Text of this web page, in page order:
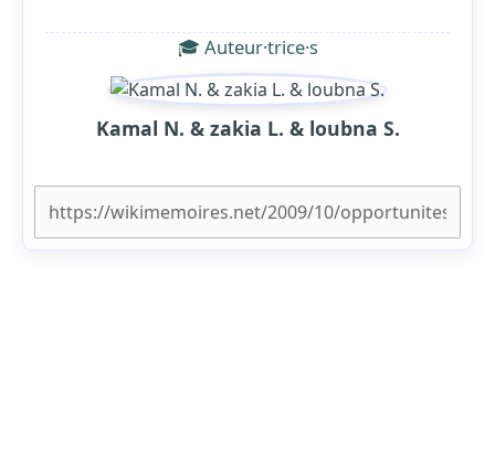
🎓 Auteur·trice·s
Kamal N. & zakia L. & loubna S.